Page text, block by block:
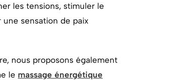
les tensions, stimuler le
sensation de paix
nous proposons également
le massage énergétique